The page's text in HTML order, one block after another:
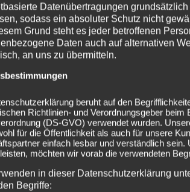
@Schlosshof Festival
2024-
Datenübertragungen
sodass ein absoluter Schutz nicht
Grund steht es jeder betroffenen
Daten auch auf alternativen
an uns zu übermitteln.
beruht auf den
Richtlinien- und Verordnungsgeber
(DS-GVO) verwendet wurden.
für die Öffentlichkeit als auch für unsere
einfach lesbar und verständlich sein.
möchten wir vorab die verwendeten
in dieser Datenschutzerklärung
Begriffe: